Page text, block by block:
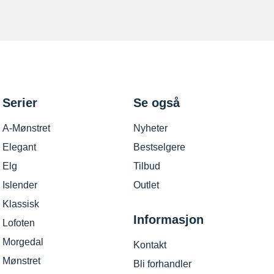
Serier
A-Mønstret
Elegant
Elg
Islender
Klassisk
Lofoten
Morgedal
Mønstret
Se også
Nyheter
Bestselgere
Tilbud
Outlet
Informasjon
Kontakt
Bli forhandler